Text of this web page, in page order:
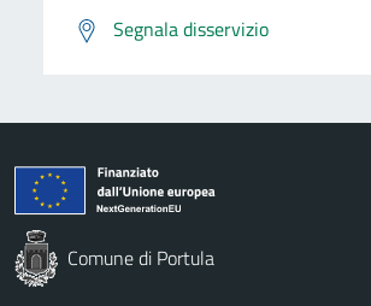
Segnala disservizio
Comune di Portula